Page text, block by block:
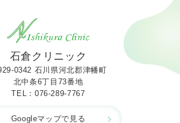
石倉クリニック
0342 石川県河北郡津幡町
北中条6丁目73番地
TEL：076-289-7767
Googleマップで見る